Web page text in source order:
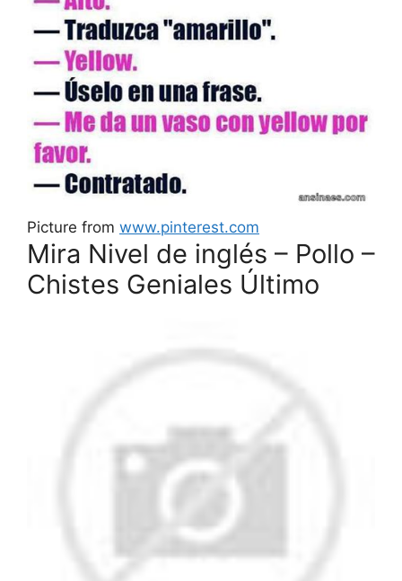
Picture from www.pinterest.com
Mira Nivel de inglés – Pollo –
Chistes Geniales Último